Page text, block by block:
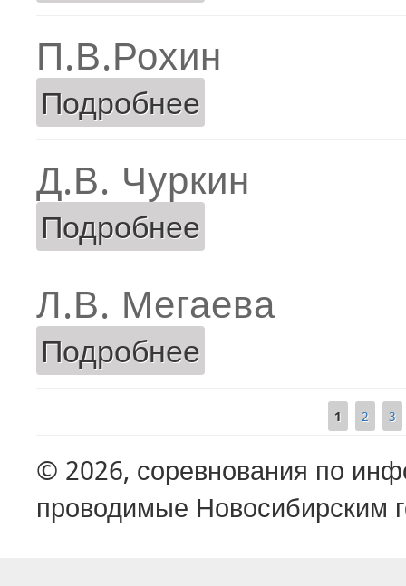
П.В.Рохин
Подробнее
Д.В. Чуркин
Подробнее
Л.В. Мегаева
Подробнее
1 2 3
© 2026, соревнования по
проводимые Новосибирским